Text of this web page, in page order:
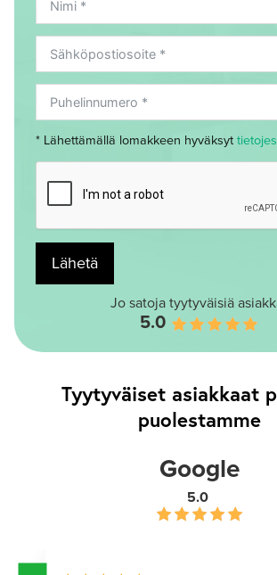
* Lähettämällä lomakkeen hyväksyt
Lähetä
Jo satoja tyytyväisiä
5.0
Tyytyväiset asiakkaat
puolestamme
Google
5.0